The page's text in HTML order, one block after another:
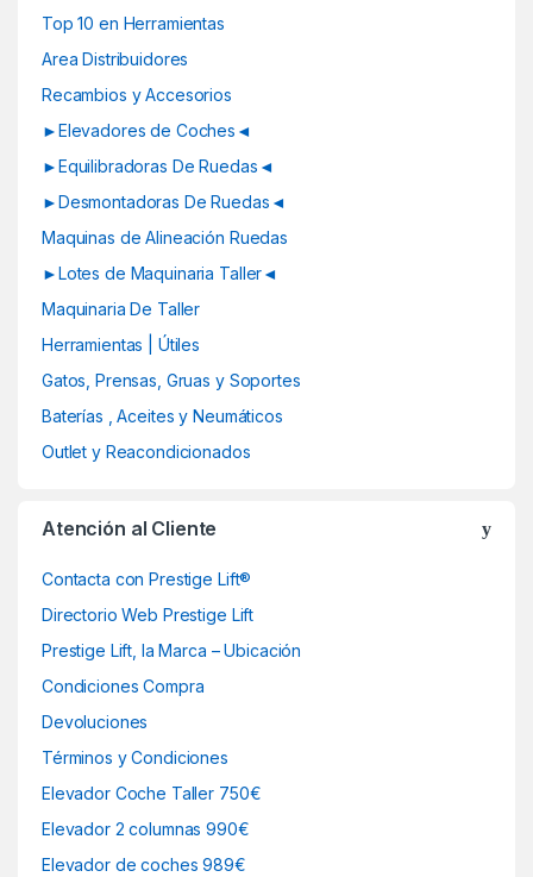
Top 10 en Herramientas
Area Distribuidores
Recambios y Accesorios
►Elevadores de Coches◄
►Equilibradoras De Ruedas◄
►Desmontadoras De Ruedas◄
Maquinas de Alineación Ruedas
►Lotes de Maquinaria Taller◄
Maquinaria De Taller
Herramientas | Útiles
Gatos, Prensas, Gruas y Soportes
Baterías , Aceites y Neumáticos
Outlet y Reacondicionados
Atención al Cliente
Contacta con Prestige Lift®
Directorio Web Prestige Lift
Prestige Lift, la Marca – Ubicación
Condiciones Compra
Devoluciones
Términos y Condiciones
Elevador Coche Taller 750€
Elevador 2 columnas 990€
Elevador de coches 989€